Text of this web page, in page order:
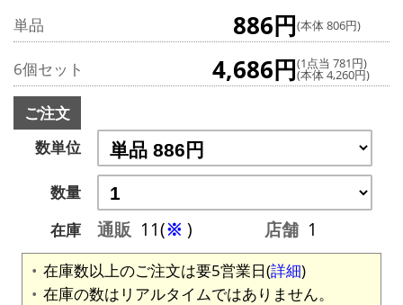
単品 886円(本体 806円)
6個セット 4,686円(1点当 781円)
(本体 4,260円)
ご注文
数単位
数量
在庫
通販 11(※ ) 店舗 1
在庫数以上のご注文は要5営業日(詳細)
在庫の数はリアルタイムではありません。